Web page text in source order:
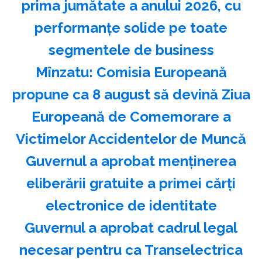
prima jumătate a anului 2026, cu
performanțe solide pe toate
segmentele de business
Mînzatu: Comisia Europeană
propune ca 8 august să devină Ziua
Europeană de Comemorare a
Victimelor Accidentelor de Muncă
Guvernul a aprobat menţinerea
eliberării gratuite a primei cărţi
electronice de identitate
Guvernul a aprobat cadrul legal
necesar pentru ca Transelectrica